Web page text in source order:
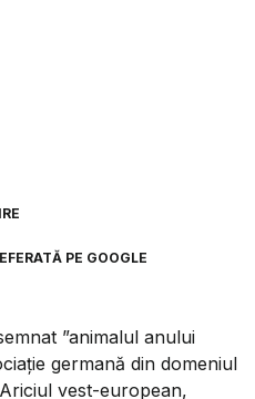
PE GOOGLE
”animalul anului
germană din domeniul
vest-european,